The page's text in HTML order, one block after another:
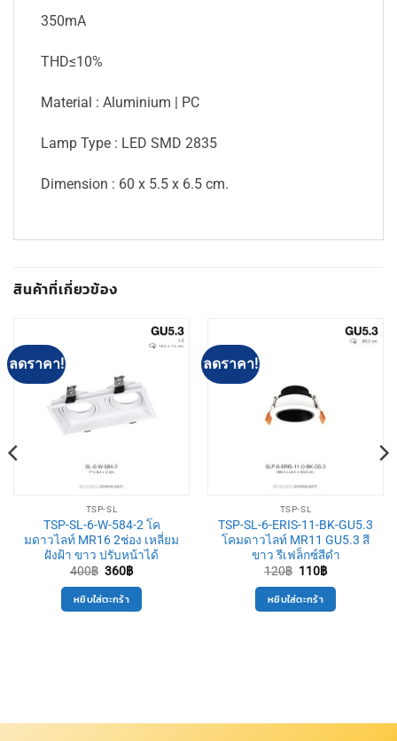
350mA
THD≤10%
Material : Aluminium | PC
Lamp Type : LED SMD 2835
Dimension : 60 x 5.5 x 6.5 cm.
สินค้าที่เกี่ยวข้อง
ลดราคา!
TSP-SL
TSP-SL-6-W-584-2 โค
มดาวไลท์ MR16 2ช่อง เหลี่ยม
ฝังฝ้า ขาว ปรับหน้าได้
400฿ Original
was:
400฿.
360฿Current
is:
360฿.
หยิบใส่ตะกร้า
ลดราคา!
TSP-SL
TSP-SL-6-ERIS-11-BK-GU5.3
โคมดาวไลท์ MR11 GU5.3 สี
ขาว รีเฟล็กซ์สีดำ
120฿ Original
was:
120฿.
110฿Current
is:
110฿.
หยิบใส่ตะกร้า